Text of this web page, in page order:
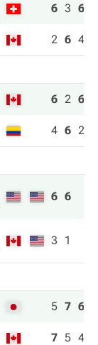
6 3 6
2 6 4
6 2 6
4 6 2
6 6
3 1
5 7 6
7 5 4